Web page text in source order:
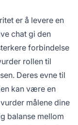
er å levere en
chat gi den
forbindelse
rollen til
Deres evne til
kan være en
målene dine
balanse mellom